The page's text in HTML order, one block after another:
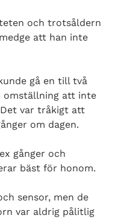
och trotsåldern
att han inte
gå en till två
omställning att inte
var tråkigt att
om dagen.
gånger och
bäst för honom.
sensor, men de
var aldrig pålitlig